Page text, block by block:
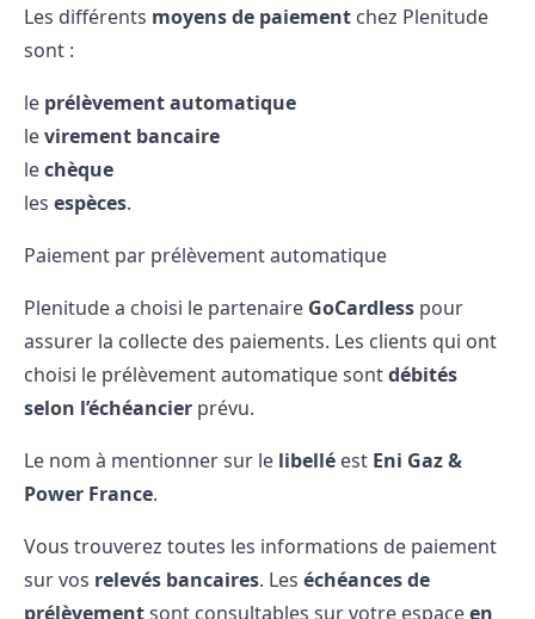
Les différents moyens de paiement chez Plenitude
sont :
le prélèvement automatique
levirement bancaire
lechèque
les espèces.
Paiement par prélèvement automatique
Plenitude a choisi le partenaire GoCardless pour
assurer la collecte des paiements. Les clients qui ont
choisi le prélèvement automatique sontdébités
selon l’échéancier prévu.
Le nom à mentionner sur le libellé est Eni Gaz &
Power France.
Vous trouverez toutes les informations de paiement
sur vos relevés bancaires. Les échéances de
prélèvementsont consultables sur votre espaceen